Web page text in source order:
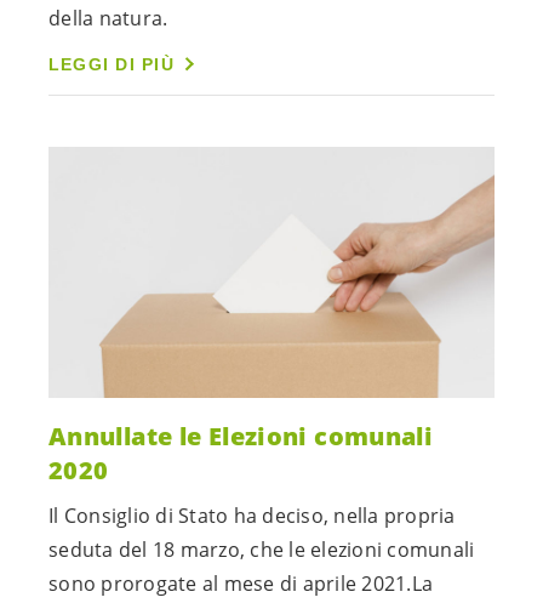
della natura.
LEGGI DI PIÙ
Annullate le Elezioni comunali
2020
Il Consiglio di Stato ha deciso, nella propria
seduta del 18 marzo, che le elezioni comunali
sono prorogate al mese di aprile 2021.La